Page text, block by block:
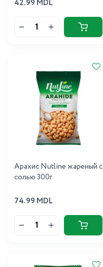
42.99 MDL
Арахис Nutline жареный с
солью 300г
74.99 MDL